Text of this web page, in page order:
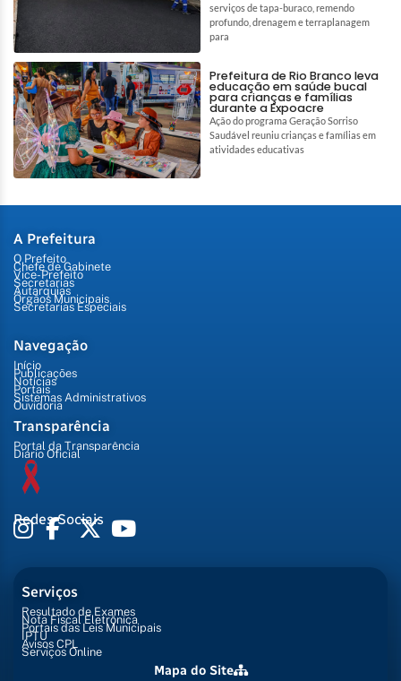
serviços de tapa-buraco, remendo
profundo, drenagem e terraplanagem
para
Prefeitura de Rio Branco leva
educação em saúde bucal
para crianças e famílias
durante a Expoacre
Ação do programa Geração Sorriso
Saudável reuniu crianças e famílias em
atividades educativas
A Prefeitura
O Prefeito
Chefe de Gabinete
Vice-Prefeito
Secretarias
Autarquias
Órgãos Municipais
Secretarias Especiais
Navegação
Início
Publicações
Notícias
Portais
Sistemas Administrativos
Ouvidoria
Transparência
Portal da Transparência
Diário Oficial
Redes Sociais
Serviços
Resultado de Exames
Nota Fiscal Eletrônica
Portais das Leis Municipais
IPTU
Avisos CPL
Serviços Online
Mapa do Site